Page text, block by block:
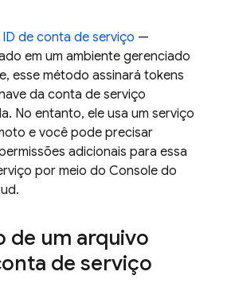
ID de conta de serviço —
em um ambiente gerenciado
esse método assinará tokens
da conta de serviço
No entanto, ele usa um serviço
e você pode precisar
adicionais para essa
por meio do Console do
.
de um arquivo
de serviço